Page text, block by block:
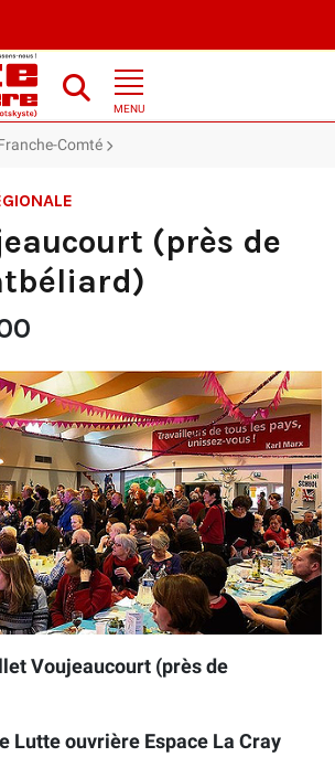
MENU
Comté
(près de
Voujeaucourt (près de
Lutte ouvrière Espace La Cray